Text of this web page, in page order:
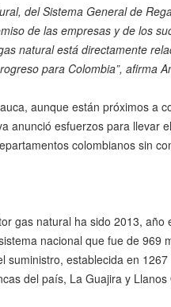
del Sistema General de
de las empresas y de los
natural está directamente
para Colombia”, afirma
aunque están próximos a
anunció esfuerzos para llevar
colombianos sin
gas natural ha sido 2013,
nacional que fue de 969
suministro, establecida en
del país, La Guajira y Llanos